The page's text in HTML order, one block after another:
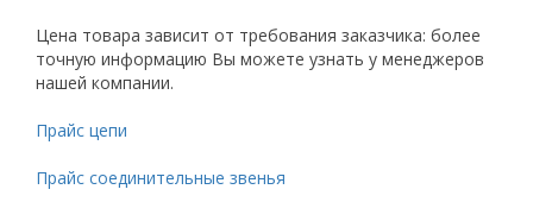
Цена товара зависит от требования заказчика: более
точную информацию Вы можете узнать у менеджеров
нашей компании.
Прайс цепи
Прайс соединительные звенья